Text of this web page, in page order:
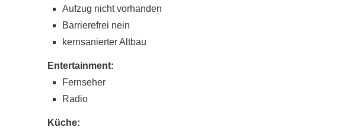
Aufzug nicht vorhanden
Barrierefrei nein
kernsanierter Altbau
Entertainment:
Fernseher
Radio
Küche: